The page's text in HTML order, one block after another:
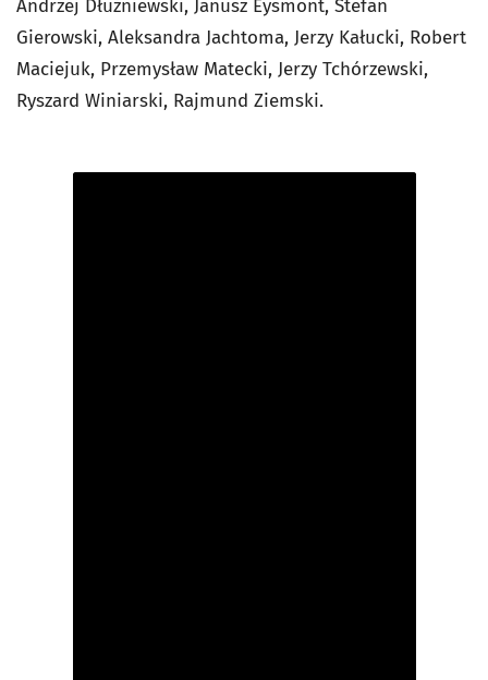
Andrzej Dłużniewski, Janusz Eysmont, Stefan
Gierowski, Aleksandra Jachtoma, Jerzy Kałucki, Robert
Maciejuk, Przemysław Matecki, Jerzy Tchórzewski,
Ryszard Winiarski, Rajmund Ziemski.